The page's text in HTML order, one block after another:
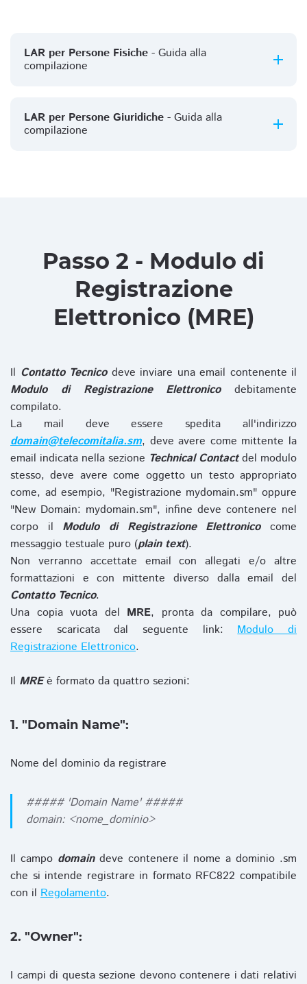
LAR per Persone Fisiche - Guida alla
compilazione
LAR per Persone Giuridiche - Guida alla
compilazione
Passo 2 - Modulo di
Registrazione
Elettronico (MRE)
Il Contatto Tecnicodeve inviare una email contenente il
Modulo di Registrazione Elettronicodebitamente
compilato.
La mail deve essere spedita all'indirizzo
domain@telecomitalia.sm, deve avere come mittente la
email indicata nella sezione Technical Contactdel modulo
stesso, deve avere come oggetto un testo appropriato
come, ad esempio, "Registrazione mydomain.sm" oppure
"New Domain: mydomain.sm", infine deve contenere nel
corpo il Modulo di Registrazione Elettronicocome
messaggio testuale puro (plain text).
Non verranno accettate email con allegati e/o altre
formattazioni e con mittente diverso dalla email del
Contatto Tecnico.
Una copia vuota del MRE, pronta da compilare, può
essere scaricata dal seguente link:Modulo di
Registrazione Elettronico.
Il MREè formato da quattro sezioni:
1. "Domain Name":
Nome del dominio da registrare
##### 'Domain Name' #####
domain: <nome_dominio>
Il campo domaindeve contenere il nome a dominio .sm
che si intende registrare in formato RFC822 compatibile
con il Regolamento.
2. "Owner":
I campi di questa sezione devono contenere i dati relativi